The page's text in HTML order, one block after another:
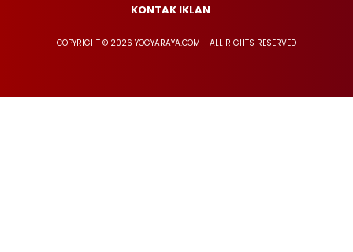
KONTAK IKLAN
COPYRIGHT © 2026 YOGYARAYA.COM - ALL RIGHTS RESERVED